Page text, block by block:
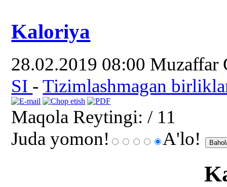
Kaloriya
28.02.2019 08:00 Muzaffar
SI -Tizimlashmagan
Maqola Reytingi: / 11
Juda yomon!
A'lo!